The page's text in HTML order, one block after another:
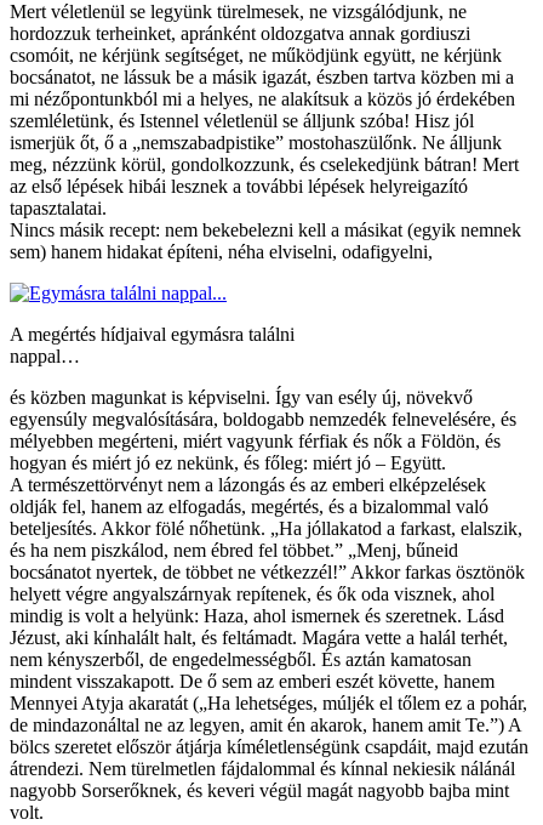
Mert véletlenül se legyünk türelmesek, ne vizsgálódjunk, ne
hordozzuk terheinket, apránként oldozgatva annak gordiuszi
csomóit, ne kérjünk segítséget, ne működjünk együtt, ne kérjünk
bocsánatot, ne lássuk be a másik igazát, észben tartva közben mi a
mi nézőpontunkból mi a helyes, ne alakítsuk a közös jó érdekében
szemléletünk, és Istennel véletlenül se álljunk szóba! Hisz jól
ismerjük őt, ő a „nemszabadpistike” mostohaszülőnk. Ne álljunk
meg, nézzünk körül, gondolkozzunk, és cselekedjünk bátran! Mert
az első lépések hibái lesznek a további lépések helyreigazító
tapasztalatai.
Nincs másik recept: nem bekebelezni kell a másikat (egyik nemnek
sem) hanem hidakat építeni, néha elviselni, odafigyelni,
A megértés hídjaival egymásra találni
nappal…
és közben magunkat is képviselni. Így van esély új, növekvő
egyensúly megvalósítására, boldogabb nemzedék felnevelésére, és
mélyebben megérteni, miért vagyunk férfiak és nők a Földön, és
hogyan és miért jó ez nekünk, és főleg: miért jó – Együtt.
A természettörvényt nem a lázongás és az emberi elképzelések
oldják fel, hanem az elfogadás, megértés, és a bizalommal való
beteljesítés. Akkor fölé nőhetünk. „Ha jóllakatod a farkast, elalszik,
és ha nem piszkálod, nem ébred fel többet.” „Menj, bűneid
bocsánatot nyertek, de többet ne vétkezzél!” Akkor farkas ösztönök
helyett végre angyalszárnyak repítenek, és ők oda visznek, ahol
mindig is volt a helyünk: Haza, ahol ismernek és szeretnek. Lásd
Jézust, aki kínhalált halt, és feltámadt. Magára vette a halál terhét,
nem kényszerből, de engedelmességből. És aztán kamatosan
mindent visszakapott. De ő sem az emberi eszét követte, hanem
Mennyei Atyja akaratát („Ha lehetséges, múljék el tőlem ez a pohár,
de mindazonáltal ne az legyen, amit én akarok, hanem amit Te.”) A
bölcs szeretet először átjárja kíméletlenségünk csapdáit, majd ezután
átrendezi. Nem türelmetlen fájdalommal és kínnal nekiesik nálánál
nagyobb Sorserőknek, és keveri végül magát nagyobb bajba mint
volt.